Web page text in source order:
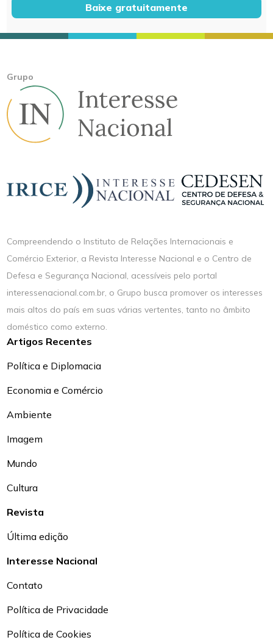
Baixe gratuitamente
Grupo
Compreendendo o Instituto de Relações Internacionais e
Comércio Exterior, a Revista Interesse Nacional e o Centro de
Defesa e Segurança Nacional, acessíveis pelo portal
interessenacional.com.br, o Grupo busca promover os interesses
mais altos do país em suas várias vertentes, tanto no âmbito
doméstico como externo.
Artigos Recentes
Política e Diplomacia
Economia e Comércio
Ambiente
Imagem
Mundo
Cultura
Revista
Última edição
Interesse Nacional
Contato
Política de Privacidade
Política de Cookies